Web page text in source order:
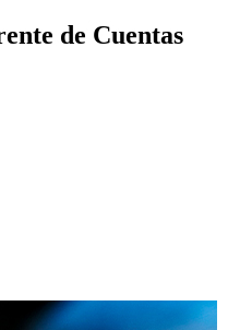
de Cuentas